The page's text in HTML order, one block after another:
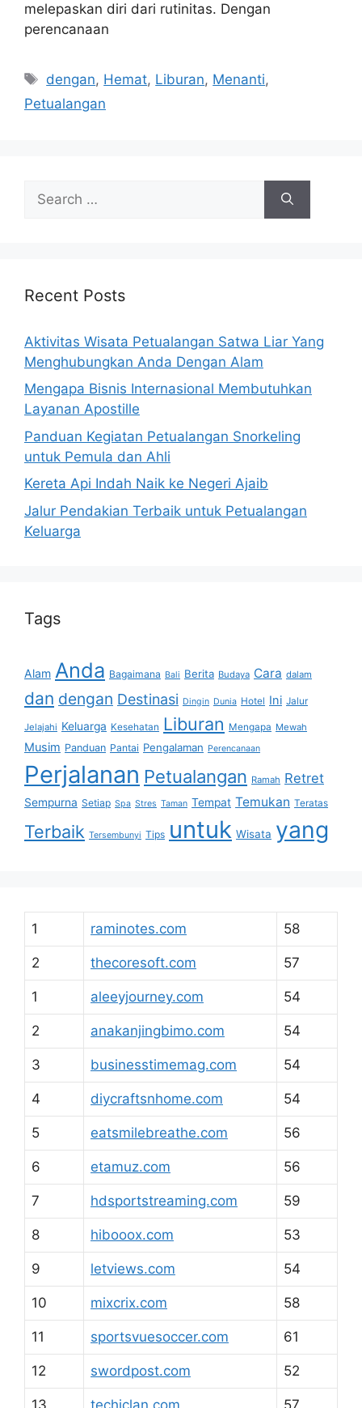
melepaskan diri dari rutinitas. Dengan
perencanaan
Tags
dengan, Hemat, Liburan, Menanti,
Petualangan
for:
Recent Posts
Aktivitas Wisata Petualangan Satwa Liar Yang
Menghubungkan Anda Dengan Alam
Mengapa Bisnis Internasional Membutuhkan
Layanan Apostille
Panduan Kegiatan Petualangan Snorkeling
untuk Pemula dan Ahli
Kereta Api Indah Naik ke Negeri Ajaib
Jalur Pendakian Terbaik untuk Petualangan
Keluarga
Tags
Alam Anda Bagaimana Bali Berita Budaya Cara dalam
dan dengan Destinasi Dingin Dunia Hotel Ini Jalur
Jelajahi Keluarga Kesehatan Liburan Mengapa Mewah
Musim Panduan Pantai Pengalaman Perencanaan
Perjalanan Petualangan Ramah Retret
Sempurna Setiap Spa Stres Taman Tempat Temukan Teratas
Terbaik Tersembunyi Tips untuk Wisata yang
1 raminotes.com 58
2 thecoresoft.com 57
1 aleeyjourney.com 54
2 anakanjingbimo.com 54
3 businesstimemag.com 54
4 diycraftsnhome.com 54
5 eatsmilebreathe.com 56
6 etamuz.com 56
7 hdsportstreaming.com 59
8 hibooox.com 53
9 letviews.com 54
10 mixcrix.com 58
11 sportsvuesoccer.com 61
12 swordpost.com 52
13 techiclan.com 57